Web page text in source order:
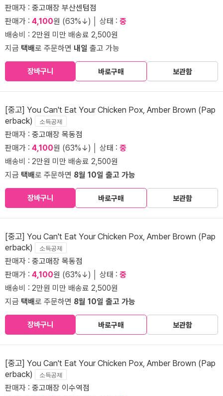
판매자 : 중고매장 부산센텀점
판매가 : 4,100원 (63%↓) │ 상태 : 중
배송비 : 2만원 미만 배송료 2,500원
지금 택배로 주문하면 내일 출고 가능
장바구니 바로구매 보관함
[중고] You Can't Eat Your Chicken Pox, Amber Brown (Pap
erback)
소득공제
판매자 : 중고매장 목동점
판매가 : 4,100원 (63%↓) │ 상태 : 중
배송비 : 2만원 미만 배송료 2,500원
지금 택배로 주문하면 8월 10일 출고 가능
장바구니 바로구매 보관함
[중고] You Can't Eat Your Chicken Pox, Amber Brown (Pap
erback)
소득공제
판매자 : 중고매장 목동점
판매가 : 4,100원 (63%↓) │ 상태 : 중
배송비 : 2만원 미만 배송료 2,500원
지금 택배로 주문하면 8월 10일 출고 가능
장바구니 바로구매 보관함
[중고] You Can't Eat Your Chicken Pox, Amber Brown (Pap
erback)
소득공제
판매자 : 중고매장 이수역점